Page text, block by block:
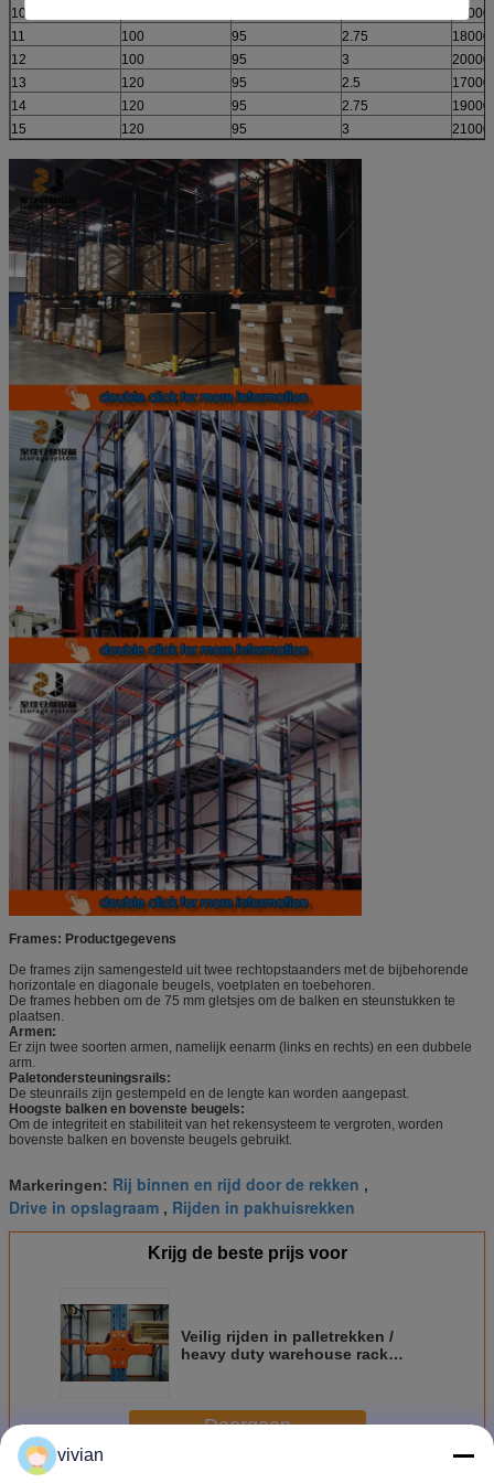
10
16000
11
100 95 2.75
18000
12
100 95 3
20000
13
120 95 2.5
17000
14
120 95 2.75
19000
15
120 95 3 21000
Frames: Productgegevens
De frames zijn samengesteld uit twee rechtopstaanders met de bijbehorende
horizontale en diagonale beugels, voetplaten en toebehoren.
De frames hebben om de 75 mm gletsjes om de balken en steunstukken te
plaatsen.
Armen:
Er zijn twee soorten armen, namelijk eenarm (links en rechts) en een dubbele
arm.
Paletondersteuningsrails:
De steunrails zijn gestempeld en de lengte kan worden aangepast.
Hoogste balken en bovenste beugels:
Om de integriteit en stabiliteit van het rekensysteem te vergroten, worden
bovenste balken en bovenste beugels gebruikt.
Markeringen: Rij binnen en rijd door de rekken ,
Drive in opslagraam , Rijden in pakhuisrekken
Krijg de beste prijs voor
Veilig rijden in palletrekken /
heavy duty warehouse rack
Doorgaan
vivian